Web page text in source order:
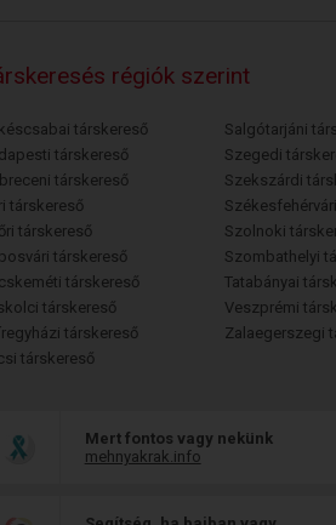
régiók szerint
társkereső
társkereső
társkereső
társkereső
társkereső
társkereső
társkereső
társkereső
társkereső
társkereső
Salgótarjáni
Szegedi
Szekszárdi
Szolnoki
Szombathelyi
Tatabányai
Veszprémi
Zalaegerszegi
Mert fontos vagy nekünk
mehnyakrak.info